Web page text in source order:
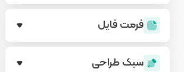
فرمت فایل
سبک طراحی